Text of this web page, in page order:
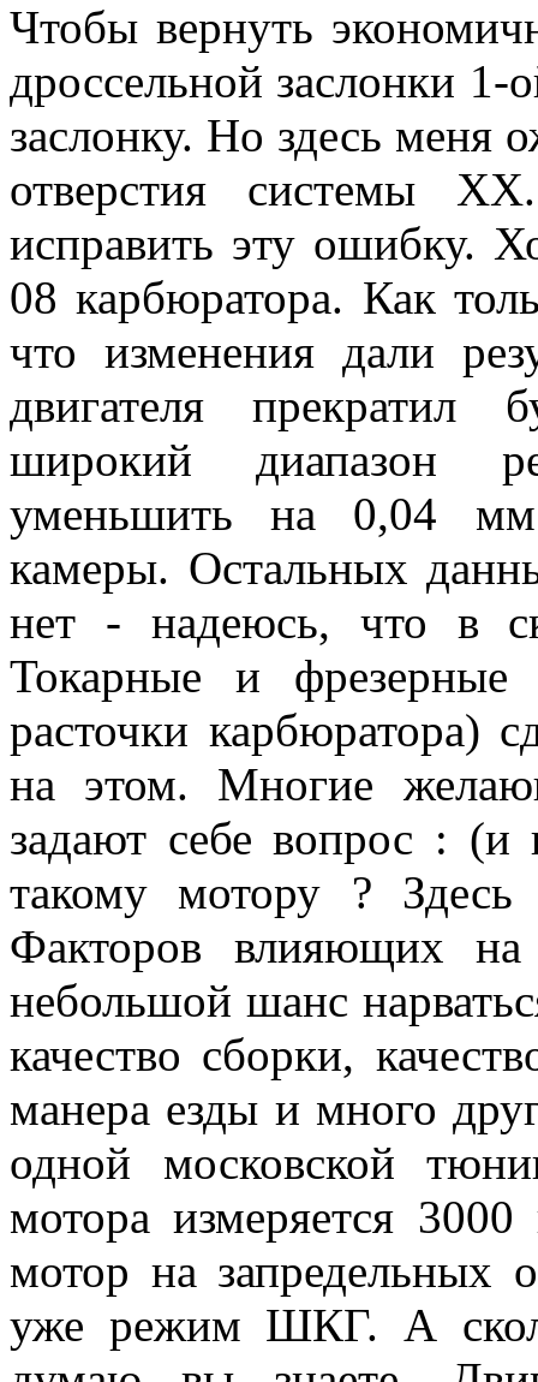
Чтобы вернуть
дроссельной заслонки
заслонку. Но здесь меня
отверстия системы
исправить эту ошибку.
08 карбюратора. Как
что изменения дали
двигателя прекратил
широкий диапазон
уменьшить на 0,04
камеры. Остальных
нет - надеюсь, что в
Токарные и фрезерные
расточки карбюратора)
на этом. Многие
задают себе вопрос : (и
такому мотору ? Здесь
Факторов влияющих на
небольшой шанс
качество сборки,
манера езды и много
одной московской
мотора измеряется
мотор на запредельных
уже режим ШКГ. А